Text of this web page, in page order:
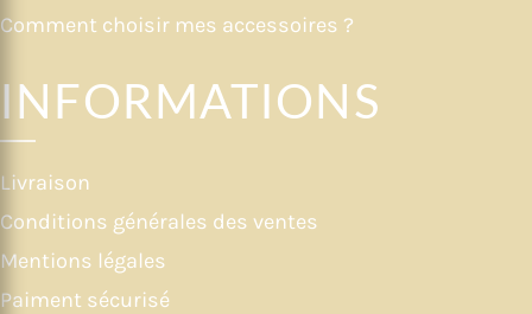
Comment choisir mes accessoires ?
INFORMATIONS
Livraison
Conditions générales des ventes
Mentions légales
Paiment sécurisé